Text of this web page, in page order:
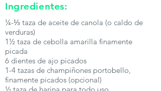
Ingredientes:
¼-⅓ taza de aceite de canola (o caldo de
verduras)
1½ taza de cebolla amarilla finamente
picada
6 dientes de ajo picados
1-4 tazas de champiñones portobello,
finamente picados (opcional)